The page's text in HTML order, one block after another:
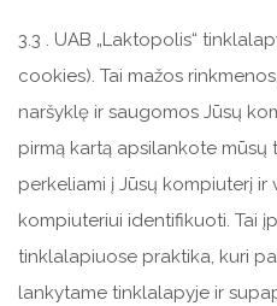
3.3 . UAB „Laktopolis“
cookies). Tai mažos
naršyklę ir saugomos Jūsų
pirmą kartą apsilankote mūsų
perkeliami į Jūsų kompiuterį ir
kompiuteriui identifikuoti. Tai
tinklalapiuose praktika, kuri
lankytame tinklalapyje ir